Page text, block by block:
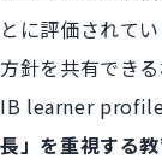
とに評価されて
方針を共有できる
IB learner profile
長」を重視する